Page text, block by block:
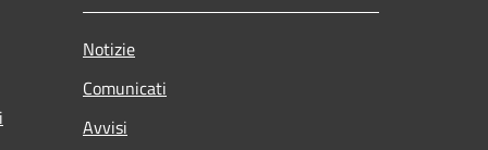
Notizie
Comunicati
Avvisi